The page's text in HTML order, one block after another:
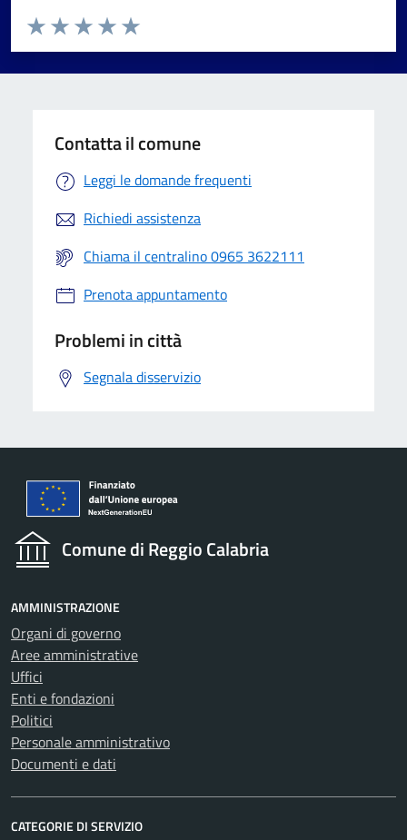
Valuta da 1 a 5 stelle la pagina
Valuta 5 stelle su 5
Valuta 4 stelle su 5
Valuta 3 stelle su 5
Valuta 2 stelle su 5
Valuta 1 stelle su 5
Contatta il comune
Leggi le domande frequenti
Richiedi assistenza
Chiama il centralino 0965 3622111
Prenota appuntamento
Problemi in città
Segnala disservizio
Comune di Reggio Calabria
AMMINISTRAZIONE
Organi di governo
Aree amministrative
Uffici
Enti e fondazioni
Politici
Personale amministrativo
Documenti e dati
CATEGORIE DI SERVIZIO